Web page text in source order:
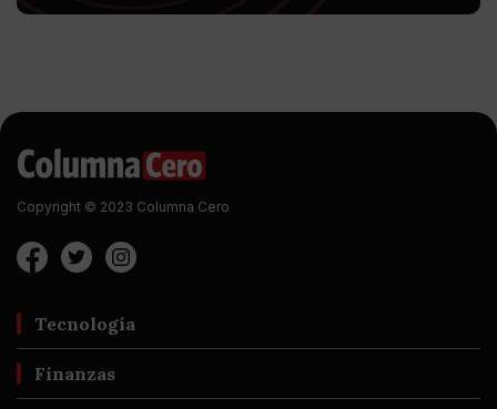
Copyright © 2023 Columna Cero
Tecnología
Finanzas